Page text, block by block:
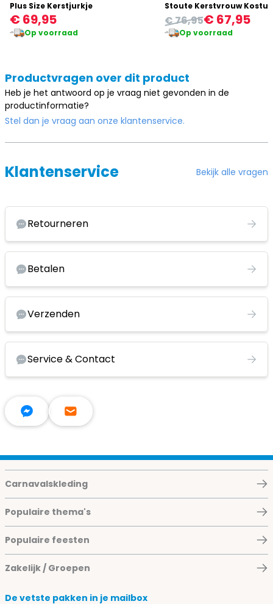
Plus Size Kerstjurkje
€ 69,95
Op voorraad
€ 67,95
€ 76,95
Op voorraad
Productvragen over dit product
Heb je het antwoord op je vraag niet gevonden in de
productinformatie?
Stel dan je vraag aan onze klantenservice.
Klantenservice Bekijk alle vragen
Retourneren
Betalen
Verzenden
Service & Contact
Carnavalskleding
Populaire thema's
Populaire feesten
Zakelijk / Groepen
De vetste pakken in je mailbox